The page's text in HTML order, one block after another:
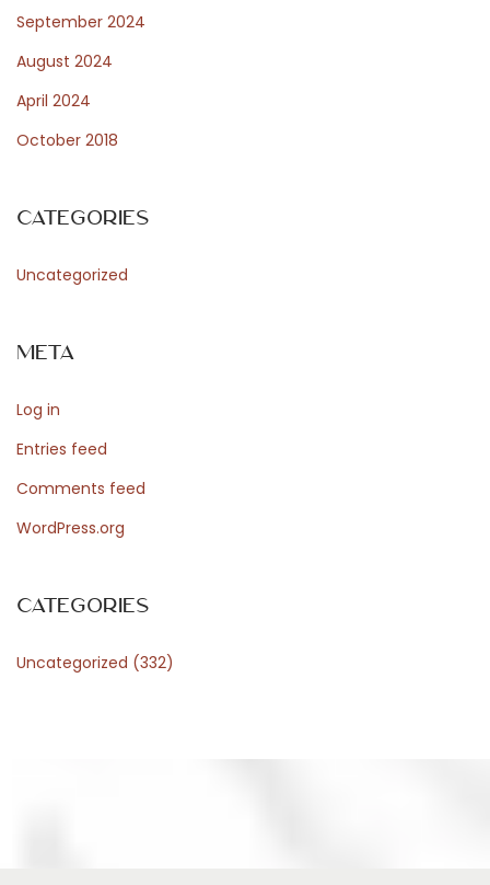
s
September 2024
August 2024
April 2024
October 2018
Categories
Uncategorized
Meta
Log in
Entries feed
Comments feed
WordPress.org
Categories
Uncategorized (332)